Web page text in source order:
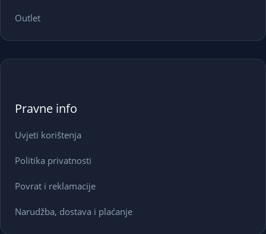
Outlet
Pravne info
Uvjeti korištenja
Politika privatnosti
Povrat i reklamacije
Narudžba, dostava i plaćanje